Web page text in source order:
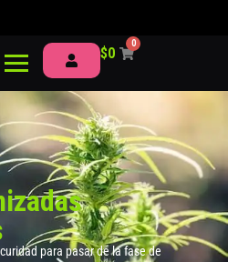
$0
0
para pasar de la fase de